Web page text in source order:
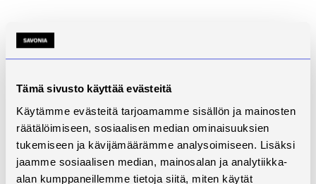
Tämä sivusto käyttää evästeitä
Käytämme evästeitä tarjoamamme sisällön ja mainosten
räätälöimiseen, sosiaalisen median ominaisuuksien
tukemiseen ja kävijämäärämme analysoimiseen. Lisäksi
jaamme sosiaalisen median, mainosalan ja analytiikka-
alan kumppaneillemme tietoja siitä, miten käytät
Hyötyjä yrityksille,
kuluttajille ja
viranomaisille
Hankkeen tavoitteena on luoda lisäarvoa ja
kilpailukykyä pk-yrityksille tuottamalla uutta,
luotettavaa tutkimustietoa luomuraaka-aineiden
ravitsemuksellisesta laadusta sekä vahvistaa luomun